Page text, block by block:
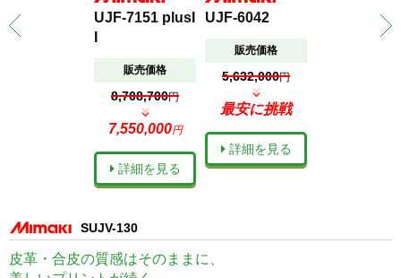
UJF-7151 plusI
販売価格
8,708,700円
7,550,000円
詳細を見る
UJF-6042
販売価格
5,632,000円
最安に挑戦
詳細を見る
LO-640-F3
SUJV-130
皮革・合皮の質感はそのままに、